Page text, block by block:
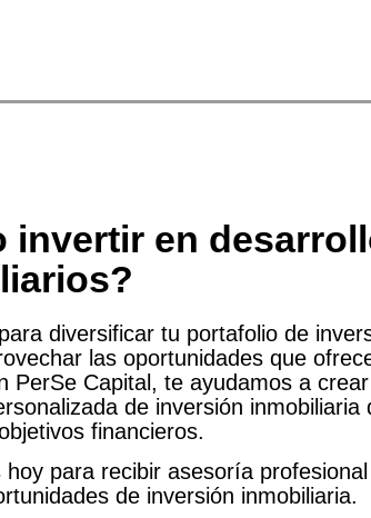
invertir en
diversificar tu portafolio de
las oportunidades que
PerSe Capital, te ayudamos a
de inversión inmobiliaria
financieros.
hoy para recibir asesoría
de inversión inmobiliaria.